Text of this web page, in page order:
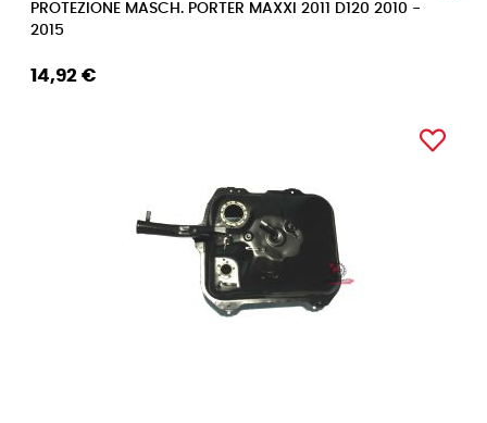
PROTEZIONE MASCH. PORTER MAXXI 2011 D120 2010 -
2015
14,92 €